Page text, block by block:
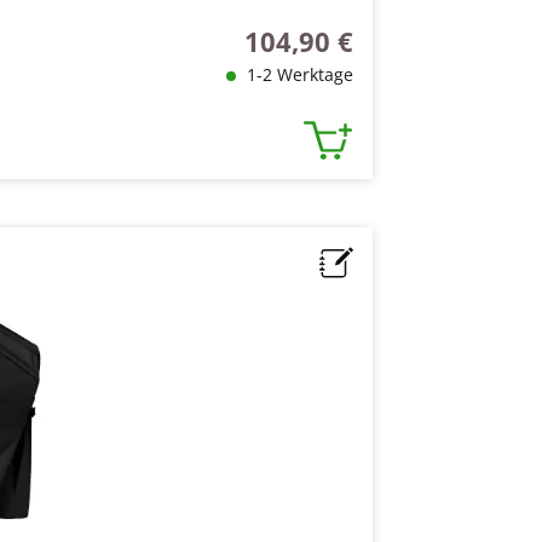
Regulärer Preis:
104,90 €
1-2 Werktage